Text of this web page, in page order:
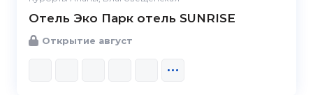
Отель Эко Парк отель SUNRISE
Открытие август